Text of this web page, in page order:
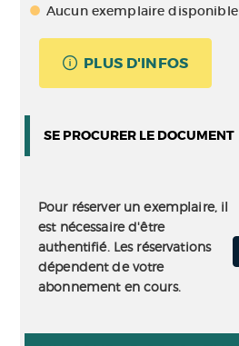
Aucun exemplaire disponible
PLUS D'INFOS
SE PROCURER LE DOCUMENT
Pour réserver un exemplaire, il
est nécessaire d'être
authentifié. Les réservations
dépendent de votre
abonnement en cours.